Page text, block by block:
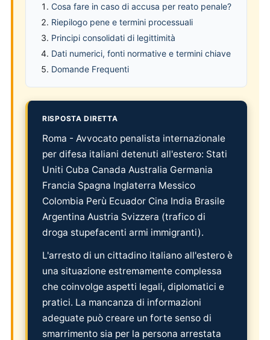
Cosa fare in caso di accusa per reato penale?
Riepilogo pene e termini processuali
Principi consolidati di legittimità
Dati numerici, fonti normative e termini chiave
Domande Frequenti
RISPOSTA DIRETTA
Roma - Avvocato penalista internazionale
per difesa italiani detenuti all'estero: Stati
Uniti Cuba Canada Australia Germania
Francia Spagna Inglaterra Messico
Colombia Perù Ecuador Cina India Brasile
Argentina Austria Svizzera (trafico di
droga stupefacenti armi immigranti).
L'arresto di un cittadino italiano all'estero è
una situazione estremamente complessa
che coinvolge aspetti legali, diplomatici e
pratici. La mancanza di informazioni
adeguate può creare un forte senso di
smarrimento sia per la persona arrestata